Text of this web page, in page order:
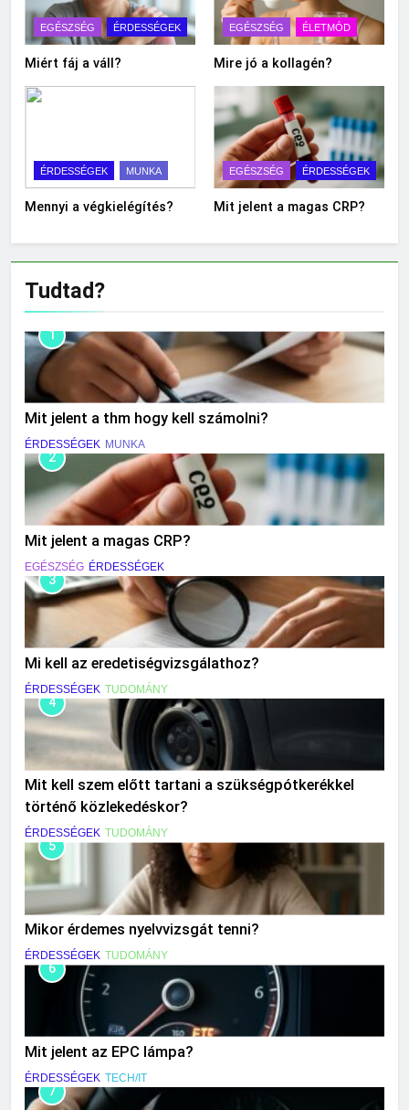
EGÉSZSÉG ÉRDESSÉGEK
Miért fáj a váll?
EGÉSZSÉG ÉLETMÓD
Mire jó a kollagén?
ÉRDESSÉGEK MUNKA
Mennyi a végkielégítés?
EGÉSZSÉG ÉRDESSÉGEK
Mit jelent a magas CRP?
Tudtad?
1
Mit jelent a thm hogy kell számolni?
ÉRDESSÉGEK MUNKA
2
Mit jelent a magas CRP?
EGÉSZSÉG ÉRDESSÉGEK
3
Mi kell az eredetiségvizsgálathoz?
ÉRDESSÉGEK TUDOMÁNY
4
Mit kell szem előtt tartani a szükségpótkerékkel
történő közlekedéskor?
ÉRDESSÉGEK TUDOMÁNY
5
Mikor érdemes nyelvvizsgát tenni?
ÉRDESSÉGEK TUDOMÁNY
6
Mit jelent az EPC lámpa?
ÉRDESSÉGEK TECH/IT
7